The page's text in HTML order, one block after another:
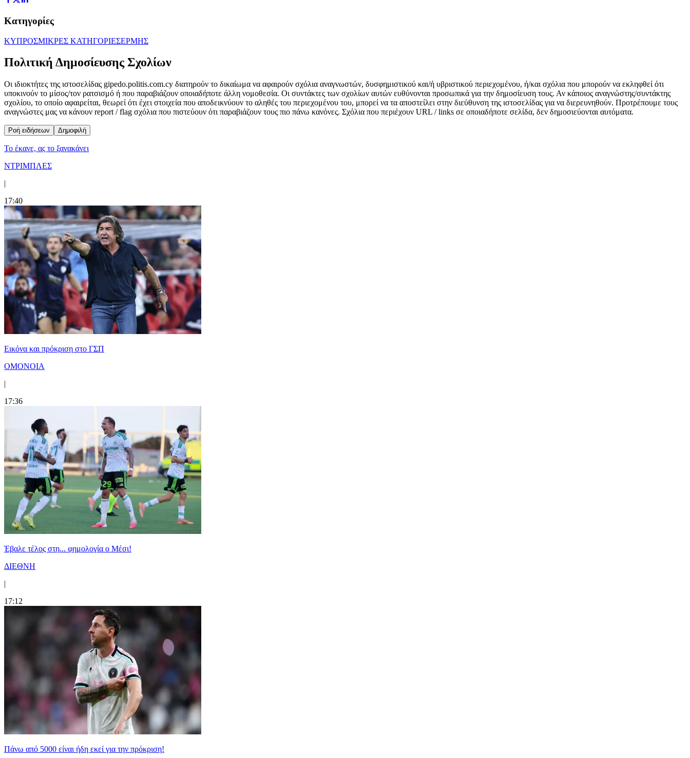
Κατηγορίες
ΚΥΠΡΟΣΜΙΚΡΕΣ ΚΑΤΗΓΟΡΙΕΣΕΡΜΗΣ
Πολιτική Δημοσίευσης Σχολίων
Οι ιδιοκτήτες της ιστοσελίδας gipedo.politis.com.cy διατηρούν το δικαίωμα να αφαιρούν σχόλια αναγνωστών, δυσφημιστικού και/ή υβριστικού περιεχομένου, ή/και σχόλια που μπορούν να εκληφθεί ότι
υποκινούν το μίσος/τον ρατσισμό ή που παραβιάζουν οποιαδήποτε άλλη νομοθεσία. Οι συντάκτες των σχολίων αυτών ευθύνονται προσωπικά για την δημοσίευση τους. Αν κάποιος αναγνώστης/συντάκτης
σχολίου, το οποίο αφαιρείται, θεωρεί ότι έχει στοιχεία που αποδεικνύουν το αληθές του περιεχομένου του, μπορεί να τα αποστείλει στην διεύθυνση της ιστοσελίδας για να διερευνηθούν. Προτρέπουμε τους
αναγνώστες μας να κάνουν report / flag σχόλια που πιστεύουν ότι παραβιάζουν τους πιο πάνω κανόνες. Σχόλια που περιέχουν URL / links σε οποιαδήποτε σελίδα, δεν δημοσιεύονται αυτόματα.
Ροή ειδήσεων Δημοφιλή
Το έκανε, ας το ξανακάνει
ΝΤΡΙΜΠΛΕΣ
|
17:40
Εικόνα και πρόκριση στο ΓΣΠ
ΟΜΟΝΟΙΑ
|
17:36
Έβαλε τέλος στη... φημολογία o Μέσι!
ΔΙΕΘΝΗ
|
17:12
Πάνω από 5000 είναι ήδη εκεί για την πρόκριση!